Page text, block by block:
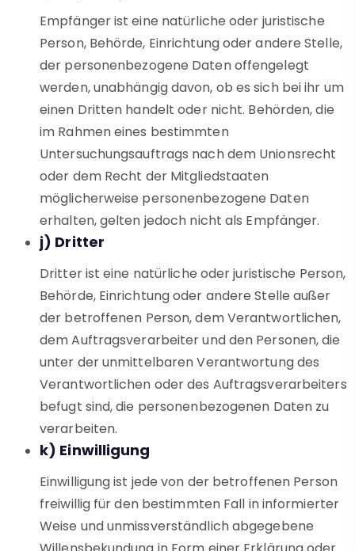
Empfänger ist eine natürliche oder juristische
Person, Behörde, Einrichtung oder andere Stelle,
der personenbezogene Daten offengelegt
werden, unabhängig davon, ob es sich bei ihr um
einen Dritten handelt oder nicht. Behörden, die
im Rahmen eines bestimmten
Untersuchungsauftrags nach dem Unionsrecht
oder dem Recht der Mitgliedstaaten
möglicherweise personenbezogene Daten
erhalten, gelten jedoch nicht als Empfänger.
j) Dritter
Dritter ist eine natürliche oder juristische Person,
Behörde, Einrichtung oder andere Stelle außer
der betroffenen Person, dem Verantwortlichen,
dem Auftragsverarbeiter und den Personen, die
unter der unmittelbaren Verantwortung des
Verantwortlichen oder des Auftragsverarbeiters
befugt sind, die personenbezogenen Daten zu
verarbeiten.
k) Einwilligung
Einwilligung ist jede von der betroffenen Person
freiwillig für den bestimmten Fall in informierter
Weise und unmissverständlich abgegebene